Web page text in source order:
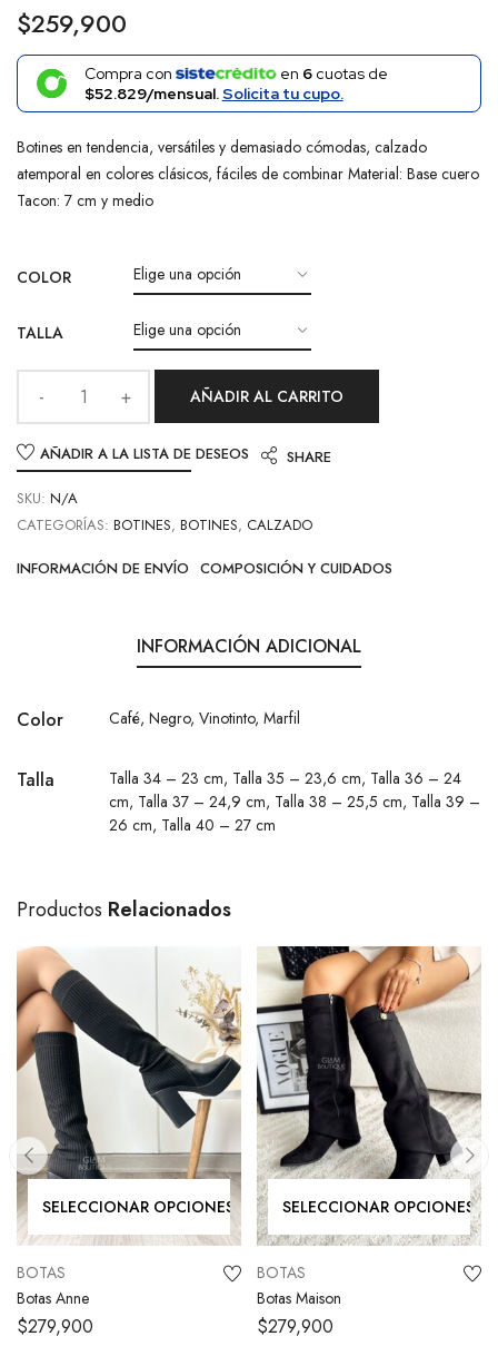
$259,900
Compra con en 6cuotas de
$52.829/mensual.Solicita tu cupo.
Botines en tendencia, versátiles y demasiado cómodas, calzado
atemporal en colores clásicos, fáciles de combinar Material: Base cuero
Tacon: 7 cm y medio
COLOR
TALLA
AÑADIR AL CARRITO
AÑADIR A LA LISTA DE DESEOS
SHARE
SKU: N/A
CATEGORÍAS: BOTINES, BOTINES, CALZADO
INFORMACIÓN DE ENVÍO COMPOSICIÓN Y CUIDADOS
INFORMACIÓN ADICIONAL
Color Café, Negro, Vinotinto, Marfil
Talla Talla 34 – 23 cm, Talla 35 – 23,6 cm, Talla 36 – 24
cm, Talla 37 – 24,9 cm, Talla 38 – 25,5 cm, Talla 39 –
26 cm, Talla 40 – 27 cm
Productos Relacionados
SELECCIONAR OPCIONES
BOTAS
Botas Anne
$279,900
SELECCIONAR OPCIONES
BOTAS
Botas Maison
$279,900